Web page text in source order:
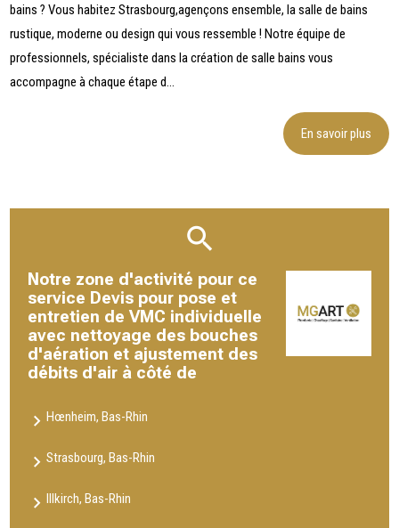
bains ? Vous habitez Strasbourg,agençons ensemble, la salle de bains
rustique, moderne ou design qui vous ressemble ! Notre équipe de
professionnels, spécialiste dans la création de salle bains vous
accompagne à chaque étape d...
En savoir plus
Notre zone d'activité pour ce
service Devis pour pose et
entretien de VMC individuelle
avec nettoyage des bouches
d'aération et ajustement des
débits d'air à côté de
Hœnheim, Bas-Rhin
Strasbourg, Bas-Rhin
Illkirch, Bas-Rhin